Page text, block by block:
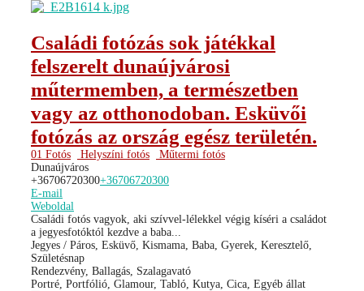
Családi fotózás sok játékkal
felszerelt dunaújvárosi
műtermemben, a természetben
vagy az otthonodoban. Esküvői
fotózás az ország egész területén.
01 Fotós Helyszíni fotós
Műtermi fotós
Dunaújváros
+36706720300+36706720300
E-mail
Weboldal
Családi fotós vagyok, aki szívvel-lélekkel végig kíséri a családot
a jegyesfotóktól kezdve a baba...
Jegyes / Páros, Esküvő, Kismama, Baba, Gyerek, Keresztelő,
Születésnap
Rendezvény, Ballagás, Szalagavató
Portré, Portfólió, Glamour, Tabló, Kutya, Cica, Egyéb állat